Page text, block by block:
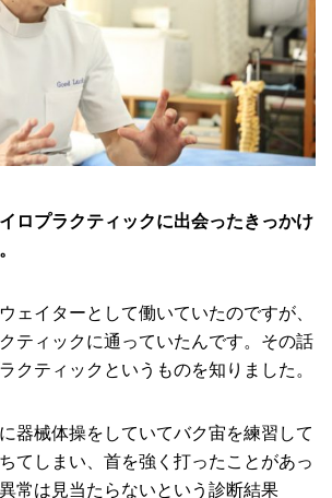
プラクティックに出会ったきっかけ
ェイターとして働いていたのですが、
ティックに通っていたんです。その話
クティックというものを知りました。
器械体操をしていてバク宙を練習して
てしまい、首を強く打ったことがあっ
常は見当たらないという診断結果